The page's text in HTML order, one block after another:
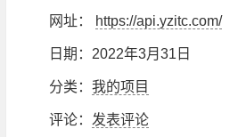
网址： https://api.yzitc.com/
日期：2022年3月31日
分类： 我的项目
评论： 发表评论